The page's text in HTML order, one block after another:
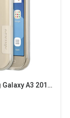
Ốp Lưng Silicon Trong Suốt Cho Samsung Galaxy A3 2017 Hiệu Nillkin Nature